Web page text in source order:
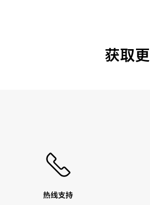
获取
热线支持